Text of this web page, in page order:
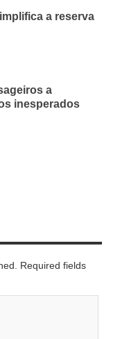
a reserva
a
inesperados
Required fields